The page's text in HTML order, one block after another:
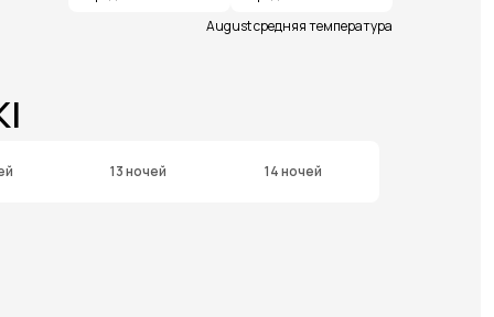
August средняя температура
13 ночей 14 ночей